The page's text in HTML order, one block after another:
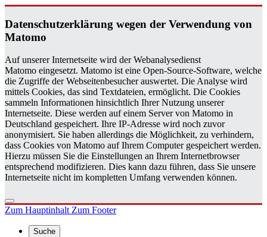
Da­ten­schutz­er­klä­rung wegen der Ver­wen­dung von
Ma­to­mo
Auf unserer Internetseite wird der Webanalysedienst
Matomo eingesetzt. Matomo ist eine Open-Source-Software, welche
die Zugriffe der Webseitenbesucher auswertet. Die Analyse wird
mittels Cookies, das sind Textdateien, ermöglicht. Die Cookies
sammeln Informationen hinsichtlich Ihrer Nutzung unserer
Internetseite. Diese werden auf einem Server von Matomo in
Deutschland gespeichert. Ihre IP-Adresse wird noch zuvor
anonymisiert. Sie haben allerdings die Möglichkeit, zu verhindern,
dass Cookies von Matomo auf Ihrem Computer gespeichert werden.
Hierzu müssen Sie die Einstellungen an Ihrem Internetbrowser
entsprechend modifizieren. Dies kann dazu führen, dass Sie unsere
Internetseite nicht im kompletten Umfang verwenden können.
Zum HauptinhaltZum Footer
Suche